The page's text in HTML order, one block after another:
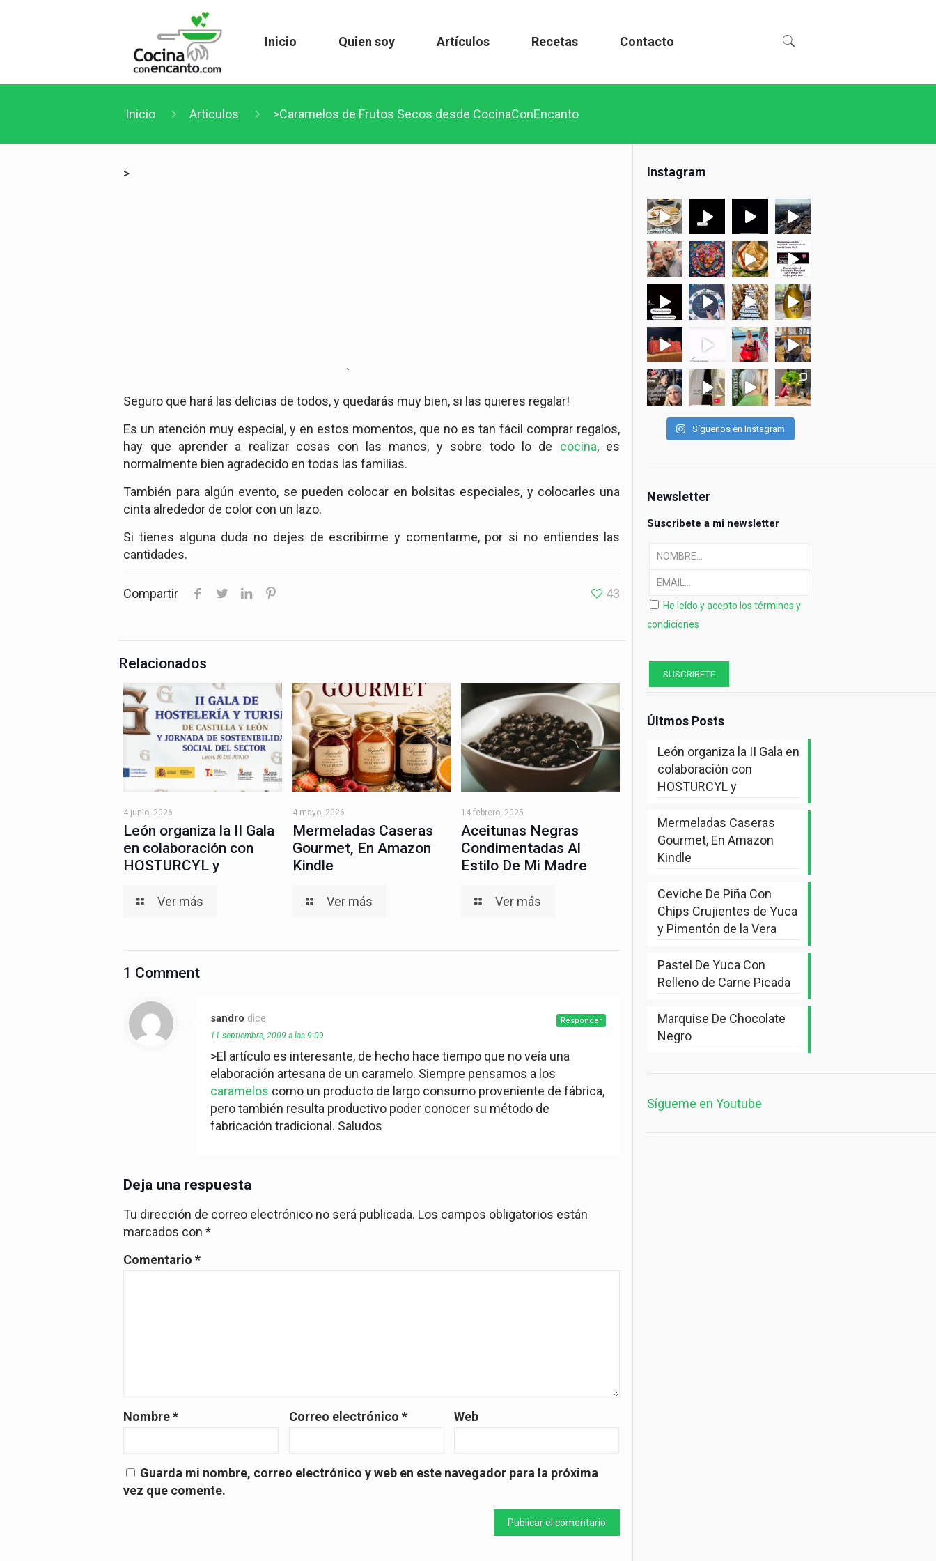
Inicio Quien soy Artículos Recetas Contacto
Inicio Articulos >Caramelos de Frutos Secos desde CocinaConEncanto
>
`
Seguro que hará las delicias de todos, y quedarás muy bien, si las quieres regalar!
Es un atención muy especial, y en estos momentos, que no es tan fácil comprar regalos,
hay que aprender a realizar cosas con las manos, y sobre todo lo de cocina, es
normalmente bien agradecido en todas las familias.
También para algún evento, se pueden colocar en bolsitas especiales, y colocarles una
cinta alrededor de color con un lazo.
Si tienes alguna duda no dejes de escribirme y comentarme, por si no entiendes las
cantidades.
Compartir 43
Relacionados
4 junio, 2026
León organiza la II Gala
en colaboración con
HOSTURCYL y
Ver más
4 mayo, 2026
Mermeladas Caseras
Gourmet, En Amazon
Kindle
Ver más
14 febrero, 2025
Aceitunas Negras
Condimentadas Al
Estilo De Mi Madre
Ver más
1 Comment
sandro dice:
11 septiembre, 2009 a las 9:09
>El artículo es interesante, de hecho hace tiempo que no veía una
elaboración artesana de un caramelo. Siempre pensamos a los
caramelos como un producto de largo consumo proveniente de fábrica,
pero también resulta productivo poder conocer su método de
fabricación tradicional. Saludos
Responder
Deja una respuesta
Tu dirección de correo electrónico no será publicada. Los campos obligatorios están
marcados con*
Comentario*
Nombre* Correo electrónico * Web
Guarda mi nombre, correo electrónico y web en este navegador para la próxima
vez que comente.
Instagram
Síguenos en Instagram
Newsletter
Suscribete a mi newsletter
He leído y acepto los términos y
condiciones
Últmos Posts
León organiza la II Gala en
colaboración con
HOSTURCYL y
Mermeladas Caseras
Gourmet, En Amazon
Kindle
Ceviche De Piña Con
Chips Crujientes de Yuca
y Pimentón de la Vera
Pastel De Yuca Con
Relleno de Carne Picada
Marquise De Chocolate
Negro
Sígueme en Youtube